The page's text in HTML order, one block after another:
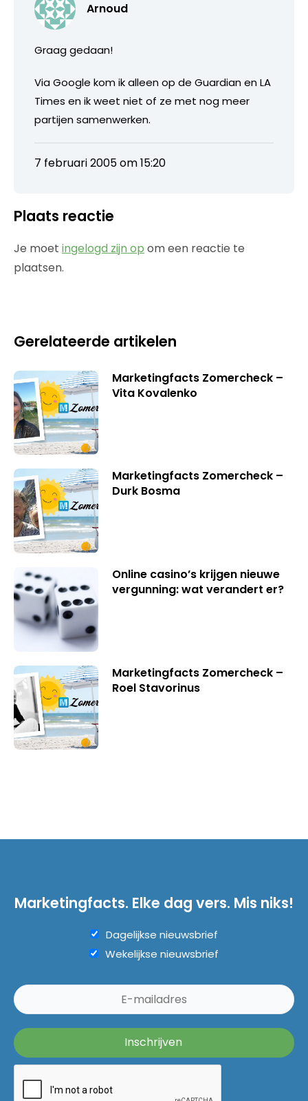
Arnoud
Graag gedaan!
Via Google kom ik alleen op de Guardian en LA
Times en ik weet niet of ze met nog meer
partijen samenwerken.
7 februari 2005 om 15:20
Plaats reactie
Je moet ingelogd zijn op om een reactie te
plaatsen.
Gerelateerde artikelen
Marketingfacts Zomercheck –
Vita Kovalenko
Marketingfacts Zomercheck –
Durk Bosma
Online casino’s krijgen nieuwe
vergunning: wat verandert er?
Marketingfacts Zomercheck –
Roel Stavorinus
Marketingfacts. Elke dag vers. Mis niks!
Dagelijkse nieuwsbrief
Wekelijkse nieuwsbrief